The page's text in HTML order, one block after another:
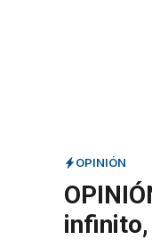
OPINIÓN
infinito,